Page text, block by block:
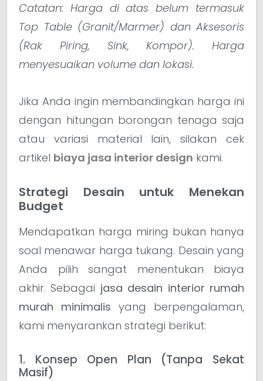
Catatan: Harga di atas belum termasuk
Top Table (Granit/Marmer) dan Aksesoris
(Rak Piring, Sink, Kompor). Harga
menyesuaikan volume dan lokasi.
Jika Anda ingin membandingkan harga ini
dengan hitungan borongan tenaga saja
atau variasi material lain, silakan cek
artikel biaya jasa interior design kami.
Strategi Desain untuk Menekan
Budget
Mendapatkan harga miring bukan hanya
soal menawar harga tukang. Desain yang
Anda pilih sangat menentukan biaya
akhir. Sebagai jasa desain interior rumah
murah minimalis yang berpengalaman,
kami menyarankan strategi berikut:
1. Konsep Open Plan (Tanpa Sekat
Masif)